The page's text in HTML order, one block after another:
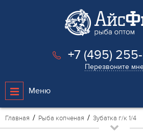
+7 (495)
Перезвоните
Меню
Главная Рыба копченая Зубатка г/к 1/4